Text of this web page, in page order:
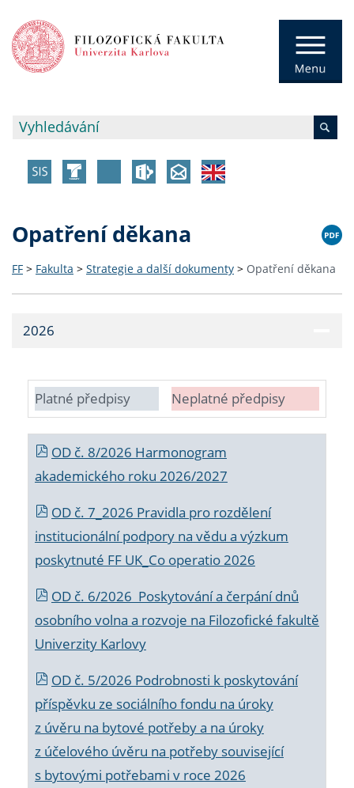
Opatření děkana
FF > Fakulta > Strategie a další dokumenty > Opatření děkana
2026
Platné předpisy Neplatné předpisy
OD č. 8/2026 Harmonogram
akademického roku 2026/2027
OD č. 7_2026 Pravidla pro rozdělení
institucionální podpory na vědu a výzkum
poskytnuté FF UK_Co operatio 2026
OD č. 6/2026 Poskytování a čerpání dnů
osobního volna a rozvoje na Filozofické fakultě
Univerzity Karlovy
OD č. 5/2026 Podrobnosti k poskytování
příspěvku ze sociálního fondu na úroky
z úvěru na bytové potřeby a na úroky
z účelového úvěru na potřeby související
s bytovými potřebami v roce 2026